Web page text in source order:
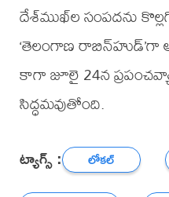
దేశ్‌ముఖ్‌ల సంపదను
‘తెలంగాణ రాబిన్‌హుడ్’గా
కాగా జూలై 24న
సిద్ధమవుతోంది.
ట్యాగ్స్ : లోకల్